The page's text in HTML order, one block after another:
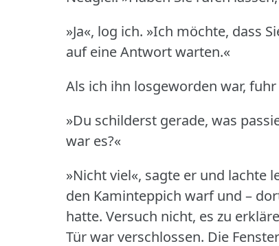
»Ja«, log ich. »Ich möchte, dass
auf eine Antwort warten.«
Als ich ihn losgeworden war,
»Du schilderst gerade, was
war es?«
»Nicht viel«, sagte er und lachte
den Kaminteppich warf und –
hatte. Versuch nicht, es zu
Tür war verschlossen. Die